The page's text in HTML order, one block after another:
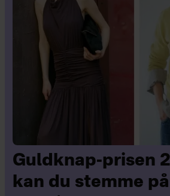
Guldknap-prisen
kan du stemme